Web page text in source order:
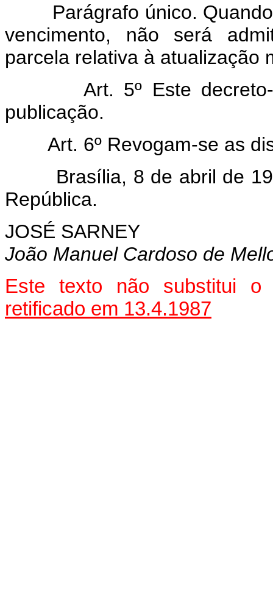
Parágrafo único. Quando
vencimento, não será
parcela relativa à atualização
Art. 5º Este decreto-lei
publicação.
Art. 6º Revogam-se as
Brasília, 8 de abril de
República.
JOSÉ SARNEY
João Manuel Cardoso de
Este texto não substitui o
retificado em 13.4.1987